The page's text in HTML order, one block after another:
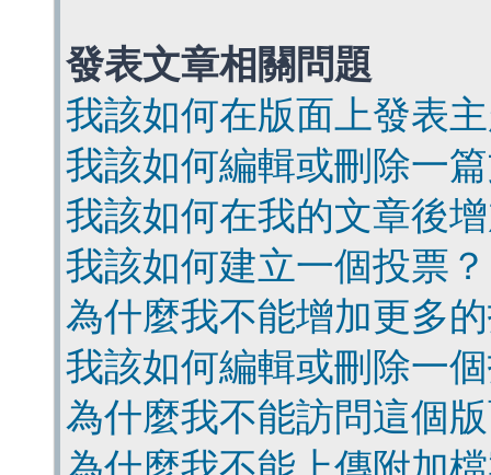
發表文章相關問題
我該如何在版面上發表
我該如何編輯或刪除一
我該如何在我的文章後
我該如何建立一個投票？
為什麼我不能增加更多
我該如何編輯或刪除一
為什麼我不能訪問這個